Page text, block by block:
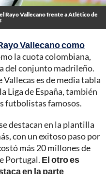
Rayo Vallecano frente a Atlético de
Vallecano como
la cuota colombiana,
del conjunto madrileño.
es de media tabla
Liga de España, también
futbolistas famosos.
destacan en la plantilla
con un exitoso paso por
más 20 millones de
Portugal. El otro es
en la parte